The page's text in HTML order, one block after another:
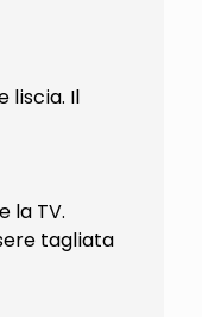
liscia. Il
la TV.
tagliata